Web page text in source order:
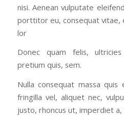
nisi. Aenean vulputate
porttitor eu, consequat vitae,
lor
Donec quam felis,
pretium quis, sem.
Nulla consequat massa
fringilla vel, aliquet nec,
justo, rhoncus ut, imperdiet